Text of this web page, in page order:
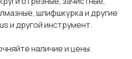
шлифшкурка и другие
и другой инструмент.
наличие и цены.